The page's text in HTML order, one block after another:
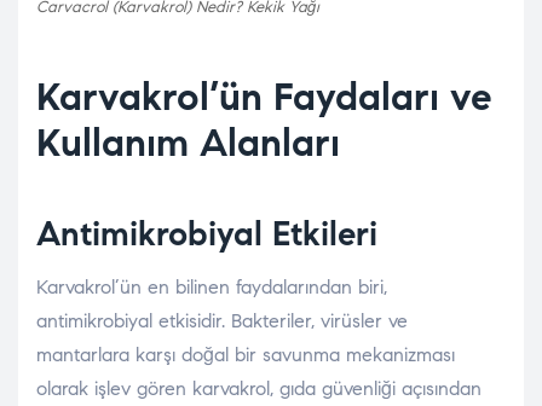
Carvacrol (Karvakrol) Nedir? Kekik Yağı
Karvakrol’ün Faydaları ve
Kullanım Alanları
Antimikrobiyal Etkileri
Karvakrol’ün en bilinen faydalarından biri,
antimikrobiyal etkisidir. Bakteriler, virüsler ve
mantarlara karşı doğal bir savunma mekanizması
olarak işlev gören karvakrol, gıda güvenliği açısından